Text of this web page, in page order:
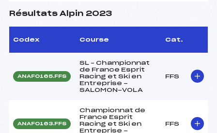
Résultats Alpin 2023
Codex Course Cat.
ANAF0165.FFS
SL – Championnat
de France Esprit
Racing et Ski en
Entreprise -
SALOMON-VOLA
FFS
ANAF0163.FFS
Championnat de
France Esprit
Racing et Ski en
Entreprise -
FFS